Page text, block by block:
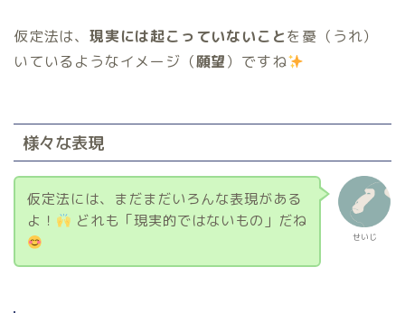
仮定法は、 現実には起こっていないことを憂（うれ）
いているようなイメージ（願望）ですね
様々な表現
せいじ
仮定法には、まだまだいろんな表現がある
よ！
どれも「現実的ではないもの」だね